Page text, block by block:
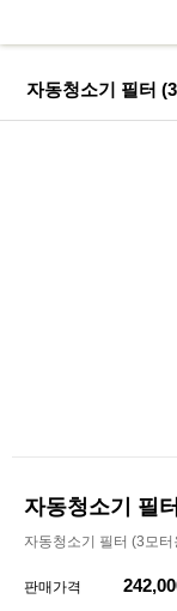
자동청소기 필터
자동청소기 필
자동청소기 필터 (3모터
판매가격